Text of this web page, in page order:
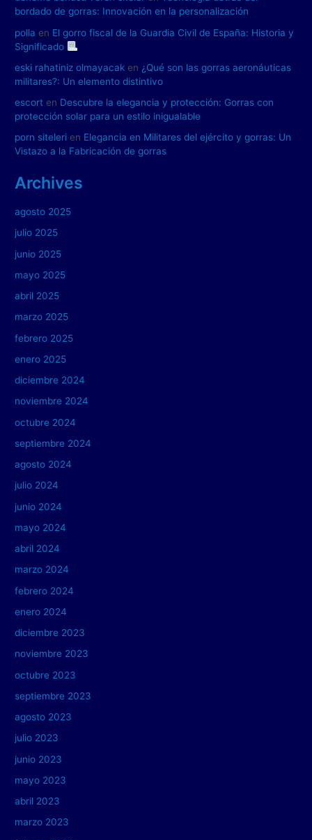
bordado de gorras: Innovación en la personalización
polla en El gorro fiscal de la Guardia Civil de España: Historia y
Significado
eski rahatiniz olmayacak en ¿Qué son las gorras aeronáuticas
militares?: Un elemento distintivo
escort en Descubre la elegancia y protección: Gorras con
protección solar para un estilo inigualable
porn siteleri en Elegancia en Militares del ejército y gorras: Un
Vistazo a la Fabricación de gorras
Archives
agosto 2025
julio 2025
junio 2025
mayo 2025
abril 2025
marzo 2025
febrero 2025
enero 2025
diciembre 2024
noviembre 2024
octubre 2024
septiembre 2024
agosto 2024
julio 2024
junio 2024
mayo 2024
abril 2024
marzo 2024
febrero 2024
enero 2024
diciembre 2023
noviembre 2023
octubre 2023
septiembre 2023
agosto 2023
julio 2023
junio 2023
mayo 2023
abril 2023
marzo 2023